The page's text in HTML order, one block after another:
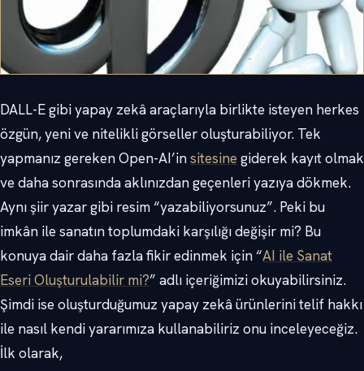
DALL-E gibi yapay zekâ araçlarıyla birlikte isteyen herkes
özgün, yeni ve nitelikli görseller oluşturabiliyor. Tek
yapmanız gereken Open-AI’insitesine giderek kayıt olmak
ve daha sonrasında aklınızdan geçenleri yazıya dökmek.
Aynı şiir yazar gibi resim “yazabiliyorsunuz”. Peki bu
imkân ile sanatın toplumdaki karşılığı değişir mi? Bu
konuya dair daha fazla fikir edinmek için “AI ile Sanat
Eseri Oluşturulabilir mi?” adlı içeriğimizi okuyabilirsiniz.
Şimdi ise oluşturduğumuz yapay zekâ ürünlerini telif hakkı
ile nasıl kendi yararımıza kullanabiliriz onu inceleyeceğiz.
İlk olarak,